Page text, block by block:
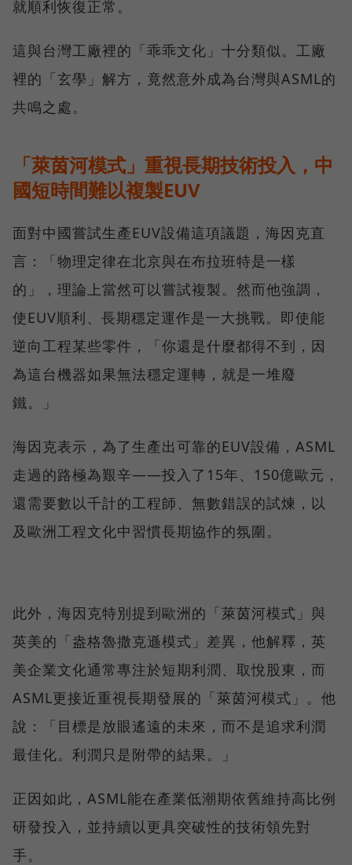
就順利恢復正常。
這與台灣工廠裡的「乖乖文化」十分類似。工廠
裡的「玄學」解方，竟然意外成為台灣與ASML的
共鳴之處。
「萊茵河模式」重視長期技術投入，中
國短時間難以複製EUV
面對中國嘗試生產EUV設備這項議題，海因克直
言：「物理定律在北京與在布拉班特是一樣
的」，理論上當然可以嘗試複製。然而他強調，
使EUV順利、長期穩定運作是一大挑戰。即使能
逆向工程某些零件，「你還是什麼都得不到，因
為這台機器如果無法穩定運轉，就是一堆廢
鐵。」
海因克表示，為了生產出可靠的EUV設備，ASML
走過的路極為艱辛——投入了15年、150億歐元，
還需要數以千計的工程師、無數錯誤的試煉，以
及歐洲工程文化中習慣長期協作的氛圍。
此外，海因克特別提到歐洲的「萊茵河模式」與
英美的「盎格魯撒克遜模式」差異，他解釋，英
美企業文化通常專注於短期利潤、取悅股東，而
ASML更接近重視長期發展的「萊茵河模式」。他
說：「目標是放眼遙遠的未來，而不是追求利潤
最佳化。利潤只是附帶的結果。」
正因如此，ASML能在產業低潮期依舊維持高比例
研發投入，並持續以更具突破性的技術領先對
手。